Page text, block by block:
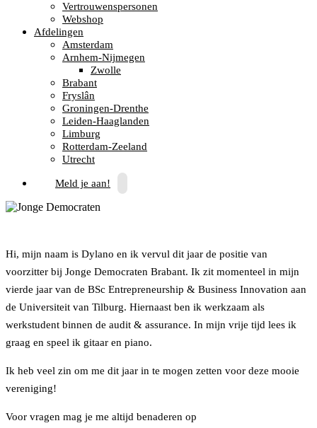
Vertrouwenspersonen
Webshop
Afdelingen
Amsterdam
Arnhem-Nijmegen
Zwolle
Brabant
Fryslân
Groningen-Drenthe
Leiden-Haaglanden
Limburg
Rotterdam-Zeeland
Utrecht
Meld je aan!
Hi, mijn naam is Dylano en ik vervul dit jaar de positie van
voorzitter bij Jonge Democraten Brabant. Ik zit momenteel in mijn
vierde jaar van de BSc Entrepreneurship & Business Innovation aan
de Universiteit van Tilburg. Hiernaast ben ik werkzaam als
werkstudent binnen de audit & assurance. In mijn vrije tijd lees ik
graag en speel ik gitaar en piano.
Ik heb veel zin om me dit jaar in te mogen zetten voor deze mooie
vereniging!
Voor vragen mag je me altijd benaderen op